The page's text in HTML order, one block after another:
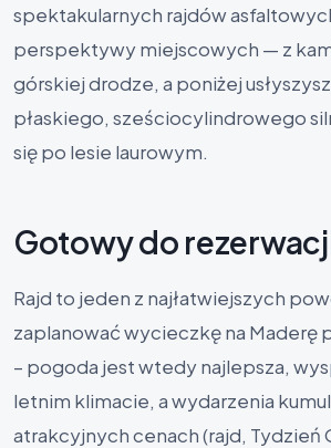
spektakularnych rajdów
perspektywy miejscowych — z
górskiej drodze, a poniżej
płaskiego, sześciocylindrowego
się po lesie laurowym.
Gotowy do
Rajd to jeden z najłatwiejszych
zaplanować wycieczkę na Maderę
– pogoda jest wtedy najlepsza,
letnim klimacie, a wydarzenia
atrakcyjnych cenach (rajd, Tydzień